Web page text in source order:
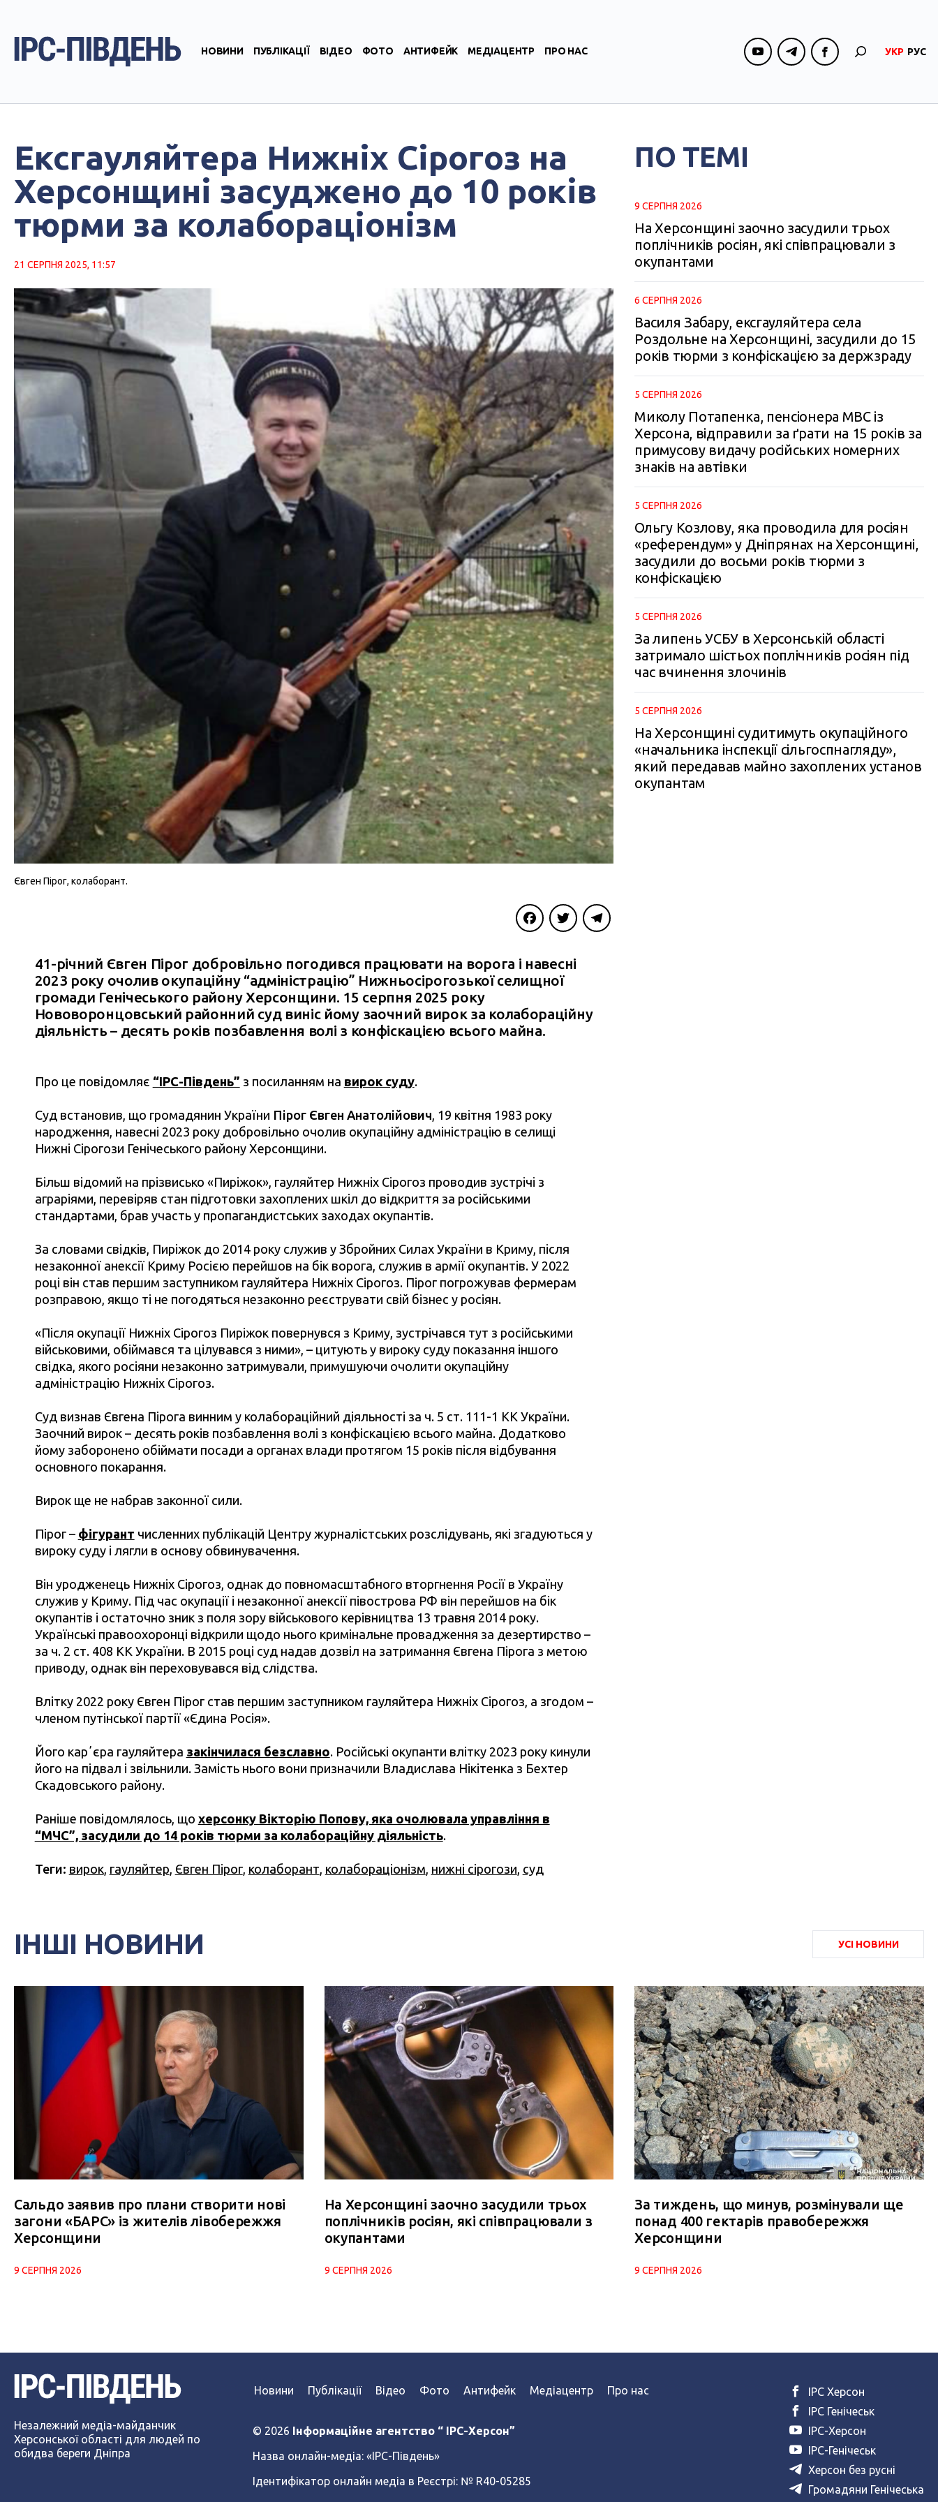
НОВИНИ ПУБЛІКАЦІЇ ВІДЕО ФОТО АНТИФЕЙК МЕДІАЦЕНТР ПРО НАС УКР РУС
Ексгауляйтера Нижніх Сірогоз на
Херсонщині засуджено до 10 років
тюрми за колабораціонізм
21 СЕРПНЯ 2025, 11:57
Євген Пірог, колаборант.
41-річний Євген Пірог добровільно погодився працювати на ворога і навесні
2023 року очолив окупаційну “адміністрацію” Нижньосірогозької селищної
громади Генічеського району Херсонщини. 15 серпня 2025 року
Нововоронцовський районний суд виніс йому заочний вирок за колабораційну
діяльність – десять років позбавлення волі з конфіскацією всього майна.
Про це повідомляє “IPC-Південь” з посиланням на вирок суду.
Суд встановив, що громадянин України Пірог Євген Анатолійович, 19 квітня 1983 року
народження, навесні 2023 року добровільно очолив окупаційну адміністрацію в селищі
Нижні Сірогози Генічеського району Херсонщини.
Більш відомий на прізвисько «Пиріжок», гауляйтер Нижніх Сірогоз проводив зустрічі з
аграріями, перевіряв стан підготовки захоплених шкіл до відкриття за російськими
стандартами, брав участь у пропагандистських заходах окупантів.
За словами свідків, Пиріжок до 2014 року служив у Збройних Силах України в Криму, після
незаконної анексії Криму Росією перейшов на бік ворога, служив в армії окупантів. У 2022
році він став першим заступником гауляйтера Нижніх Сірогоз. Пірог погрожував фермерам
розправою, якщо ті не погодяться незаконно реєструвати свій бізнес у росіян.
«Після окупації Нижніх Сірогоз Пиріжок повернувся з Криму, зустрічався тут з російськими
військовими, обіймався та цілувався з ними», – цитують у вироку суду показання іншого
свідка, якого росіяни незаконно затримували, примушуючи очолити окупаційну
адміністрацію Нижніх Сірогоз.
Суд визнав Євгена Пірога винним у колабораційний діяльності за ч. 5 ст. 111-1 КК України.
Заочний вирок – десять років позбавлення волі з конфіскацією всього майна. Додатково
йому заборонено обіймати посади а органах влади протягом 15 років після відбування
основного покарання.
Вирок ще не набрав законної сили.
Пірог – фігурант численних публікацій Центру журналістських розслідувань, які згадуються у
вироку суду і лягли в основу обвинувачення.
Він уродженець Нижніх Сірогоз, однак до повномасштабного вторгнення Росії в Україну
служив у Криму. Під час окупації і незаконної анексії півострова РФ він перейшов на бік
окупантів і остаточно зник з поля зору військового керівництва 13 травня 2014 року.
Українські правоохоронці відкрили щодо нього кримінальне провадження за дезертирство –
за ч. 2 ст. 408 КК України. В 2015 році суд надав дозвіл на затримання Євгена Пірога з метою
приводу, однак він переховувався від слідства.
Влітку 2022 року Євген Пірог став першим заступником гауляйтера Нижніх Сірогоз, а згодом –
членом путінської партії «Єдина Росія».
Його карʼєра гауляйтера закінчилася безславно. Російські окупанти влітку 2023 року кинули
його на підвал і звільнили. Замість нього вони призначили Владислава Нікітенка з Бехтер
Скадовського району.
Раніше повідомлялось, що херсонку Вікторію Попову, яка очолювала управління в
“МЧС”, засудили до 14 років тюрми за колабораційну діяльність.
Теги: вирок, гауляйтер, Євген Пірог, колаборант, колабораціонізм, нижні сірогози, суд
ПО ТЕМІ
9 СЕРПНЯ 2026
На Херсонщині заочно засудили трьох
поплічників росіян, які співпрацювали з
окупантами
6 СЕРПНЯ 2026
Василя Забару, ексгауляйтера села
Роздольне на Херсонщині, засудили до 15
років тюрми з конфіскацією за держзраду
5 СЕРПНЯ 2026
Миколу Потапенка, пенсіонера МВС із
Херсона, відправили за ґрати на 15 років за
примусову видачу російських номерних
знаків на автівки
5 СЕРПНЯ 2026
Ольгу Козлову, яка проводила для росіян
«референдум» у Дніпрянах на Херсонщині,
засудили до восьми років тюрми з
конфіскацією
5 СЕРПНЯ 2026
За липень УСБУ в Херсонській області
затримало шістьох поплічників росіян під
час вчинення злочинів
5 СЕРПНЯ 2026
На Херсонщині судитимуть окупаційного
«начальника інспекції сільгоспнагляду»,
який передавав майно захоплених установ
окупантам
ІНШІ НОВИНИ УСІ НОВИНИ
Сальдо заявив про плани створити нові
загони «БАРС» із жителів лівобережжя
Херсонщини
9 СЕРПНЯ 2026
На Херсонщині заочно засудили трьох
поплічників росіян, які співпрацювали з
окупантами
9 СЕРПНЯ 2026
За тиждень, що минув, розмінували ще
понад 400 гектарів правобережжя
Херсонщини
9 СЕРПНЯ 2026
Незалежний медіа-майданчик
Херсонської області для людей по
обидва береги Дніпра
Новини Публікації Відео Фото Антифейк Медіацентр Про нас
© 2026 Інформаційне агентство “ IPC-Херсон”
Назва онлайн-медіа: «ІРС-Південь»
Ідентифікатор онлайн медіа в Реєстрі: № R40-05285
ІРС Херсон
ІРС Генічеськ
ІРС-Херсон
ІРС-Генічеськ
Херсон без русні
Громадяни Генічеська